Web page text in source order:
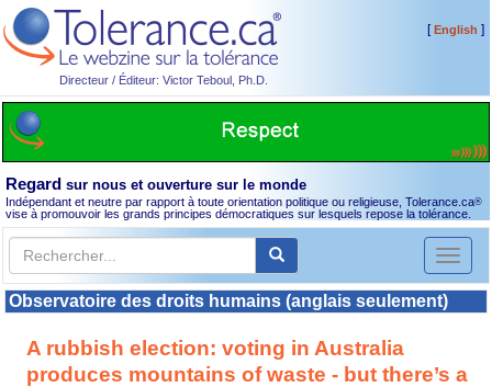
Directeur / Éditeur: Victor Teboul, Ph.D.
[English ]
Regard sur nous et ouverture sur le monde
Indépendant et neutre par rapport à toute orientation politique ou religieuse, Tolerance.ca®
vise à promouvoir les grands principes démocratiques sur lesquels repose la tolérance.
Toggle
Observatoire des droits humains (anglais seulement)
A rubbish election: voting in Australia
produces mountains of waste - but there’s a